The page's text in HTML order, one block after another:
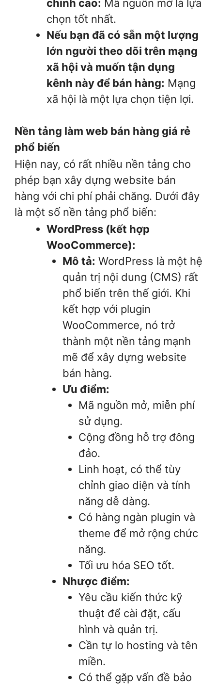
chỉnh cao: Mã nguồn mở là lựa
chọn tốt nhất.
Nếu bạn đã có sẵn một lượng
lớn người theo dõi trên mạng
xã hội và muốn tận dụng
kênh này để bán hàng: Mạng
xã hội là một lựa chọn tiện lợi.
Nền tảng làm web bán hàng giá rẻ
phổ biến
Hiện nay, có rất nhiều nền tảng cho
phép bạn xây dựng website bán
hàng với chi phí phải chăng. Dưới đây
là một số nền tảng phổ biến:
WordPress (kết hợp
WooCommerce):
Mô tả: WordPress là một hệ
quản trị nội dung (CMS) rất
phổ biến trên thế giới. Khi
kết hợp với plugin
WooCommerce, nó trở
thành một nền tảng mạnh
mẽ để xây dựng website
bán hàng.
Ưu điểm:
Mã nguồn mở, miễn phí
sử dụng.
Cộng đồng hỗ trợ đông
đảo.
Linh hoạt, có thể tùy
chỉnh giao diện và tính
năng dễ dàng.
Có hàng ngàn plugin và
theme để mở rộng chức
năng.
Tối ưu hóa SEO tốt.
Nhược điểm:
Yêu cầu kiến thức kỹ
thuật để cài đặt, cấu
hình và quản trị.
Cần tự lo hosting và tên
miền.
Có thể gặp vấn đề bảo